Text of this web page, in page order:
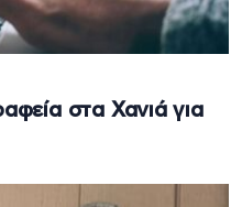
στα Χανιά για